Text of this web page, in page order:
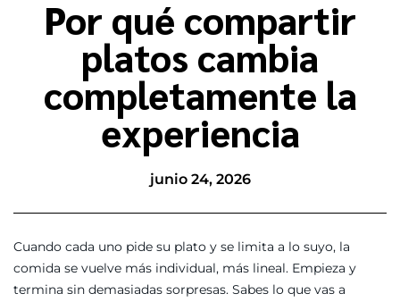
Por qué compartir
platos cambia
completamente la
experiencia
junio 24, 2026
Cuando cada uno pide su plato y se limita a lo suyo, la
comida se vuelve más individual, más lineal. Empieza y
termina sin demasiadas sorpresas. Sabes lo que vas a